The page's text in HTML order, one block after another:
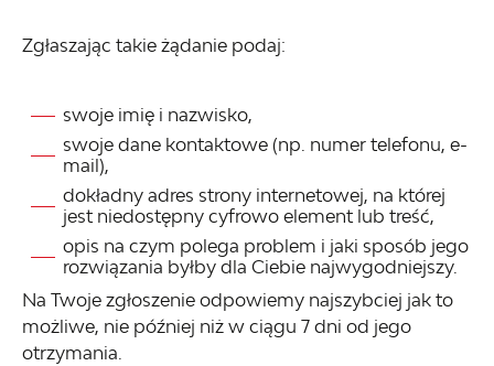
Zgłaszając takie żądanie podaj:
swoje imię i nazwisko,
swoje dane kontaktowe (np. numer telefonu, e-
mail),
dokładny adres strony internetowej, na której
jest niedostępny cyfrowo element lub treść,
opis na czym polega problem i jaki sposób jego
rozwiązania byłby dla Ciebie najwygodniejszy.
Na Twoje zgłoszenie odpowiemy najszybciej jak to
możliwe, nie później niż w ciągu 7 dni od jego
otrzymania.